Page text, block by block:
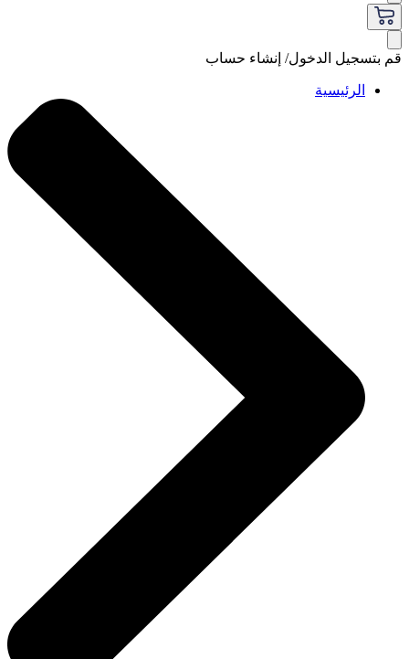
قم بتسجيل الدخول/ إنشاء حساب
الرئيسية